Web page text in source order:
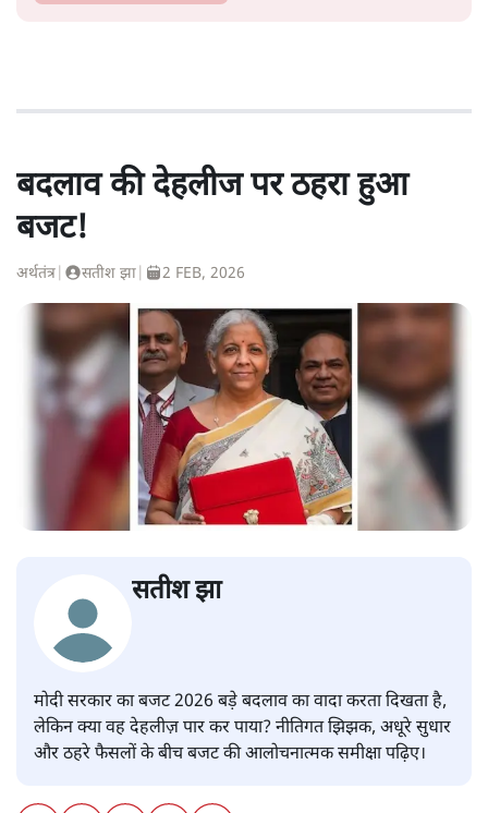
बदलाव की देहलीज पर ठहरा हुआ
बजट!
अर्थतंत्र सतीश झा 2 FEB, 2026
सतीश झा
मोदी सरकार का बजट 2026 बड़े बदलाव का वादा करता दिखता है,
लेकिन क्या वह देहलीज़ पार कर पाया? नीतिगत झिझक, अधूरे सुधार
और ठहरे फैसलों के बीच बजट की आलोचनात्मक समीक्षा पढ़िए।